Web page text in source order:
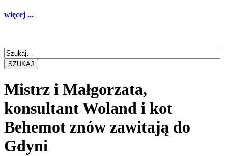
więcej ...
SZUKAJ
Mistrz i Małgorzata,
konsultant Woland i kot
Behemot znów zawitają do
Gdyni